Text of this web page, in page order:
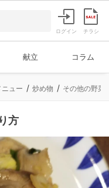
ログイン チラシ
献立 コラム
ニュー 炒め物 その他の野菜
方